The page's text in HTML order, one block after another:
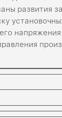
развития